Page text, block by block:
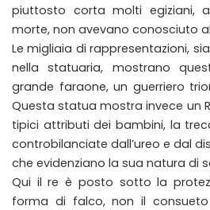
piuttosto corta molti egiziani,
morte, non avevano conosciuto
Le migliaia di rappresentazioni,
nella statuaria, mostrano
grande faraone, un guerriero
Questa statua mostra invece un
tipici attributi dei bambini, la
controbilanciate dall’ureo e dal
che evidenziano la sua natura di
Qui il re è posto sotto la
forma di falco, non il